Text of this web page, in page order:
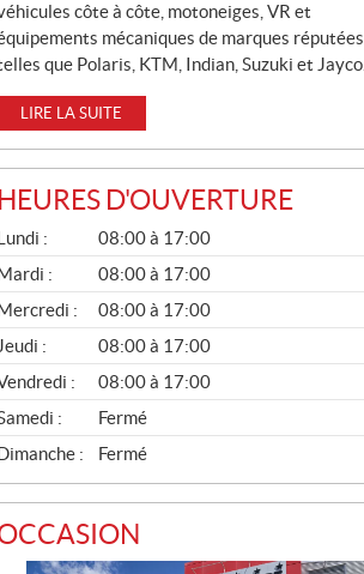
côte à côte, motoneiges, VR et
mécaniques de marques réputées
que Polaris, KTM, Indian, Suzuki et Jayco.
LIRE LA SUITE
HEURES D'OUVERTURE
:
08:00 à 17:00
:
08:00 à 17:00
:
08:00 à 17:00
Jeudi :
08:00 à 17:00
:
08:00 à 17:00
:
Fermé
:
Fermé